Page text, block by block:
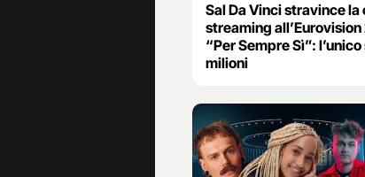
Sal Da Vinci stravince la
streaming
“Per Sempre Sì”:
milioni